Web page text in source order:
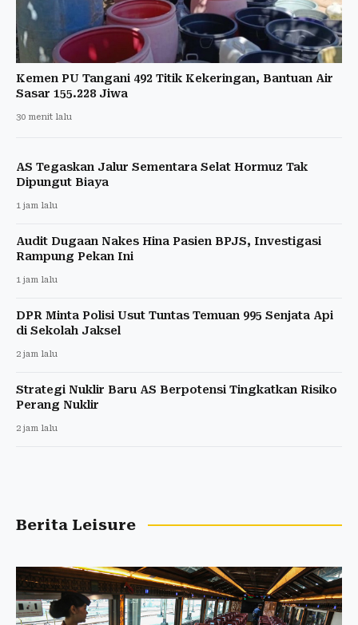
Kemen PU Tangani 492 Titik Kekeringan, Bantuan Air
Sasar 155.228 Jiwa
30 menit lalu
AS Tegaskan Jalur Sementara Selat Hormuz Tak
Dipungut Biaya
1 jam lalu
Audit Dugaan Nakes Hina Pasien BPJS, Investigasi
Rampung Pekan Ini
1 jam lalu
DPR Minta Polisi Usut Tuntas Temuan 995 Senjata Api
di Sekolah Jaksel
2 jam lalu
Strategi Nuklir Baru AS Berpotensi Tingkatkan Risiko
Perang Nuklir
2 jam lalu
Berita Leisure